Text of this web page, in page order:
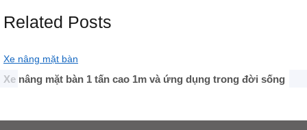
Related Posts
Xe nâng mặt bàn
Xe nâng mặt bàn 1 tấn cao 1m và ứng dụng trong đời sống